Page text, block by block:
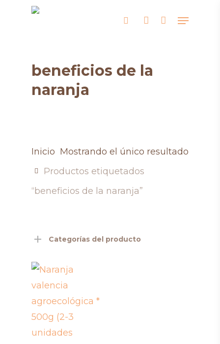
searchaccount
Menu
beneficios de la
naranja
Mostrando el único resultado
Inicio
Productos etiquetados
“beneficios de la naranja”
Categorías del producto